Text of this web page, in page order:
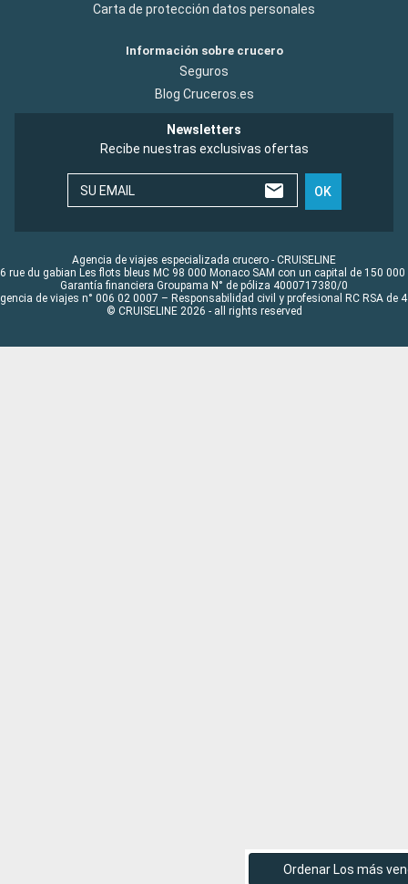
Ordenar Los más
Carta de protección datos personales
Información sobre crucero
Seguros
Blog Cruceros.es
Newsletters
Recibe nuestras exclusivas ofertas
SU EMAIL OK
Agencia de viajes especializada crucero - CRUISELINE
rue du gabian Les flots bleus MC 98 000 Monaco SAM con un capital de 150 000
Garantía financiera Groupama N° de póliza 4000717380/0
de viajes n° 006 02 0007 – Responsabilidad civil y profesional RC RSA de
© CRUISELINE 2026 - all rights reserved